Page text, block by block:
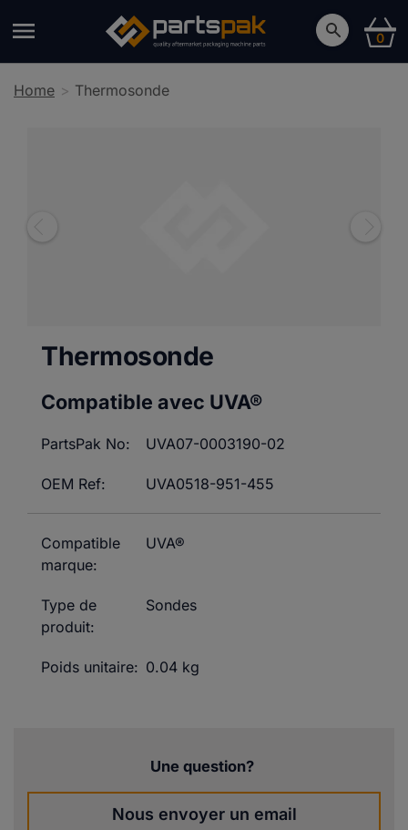
0
Home Thermosonde
Thermosonde
Compatible avec UVA®
PartsPak No: UVA07-0003190-02
OEM Ref: UVA0518-951-455
Compatible
marque:
UVA®
Type de
produit:
Sondes
Poids unitaire: 0.04 kg
Une question?
Nous envoyer un email